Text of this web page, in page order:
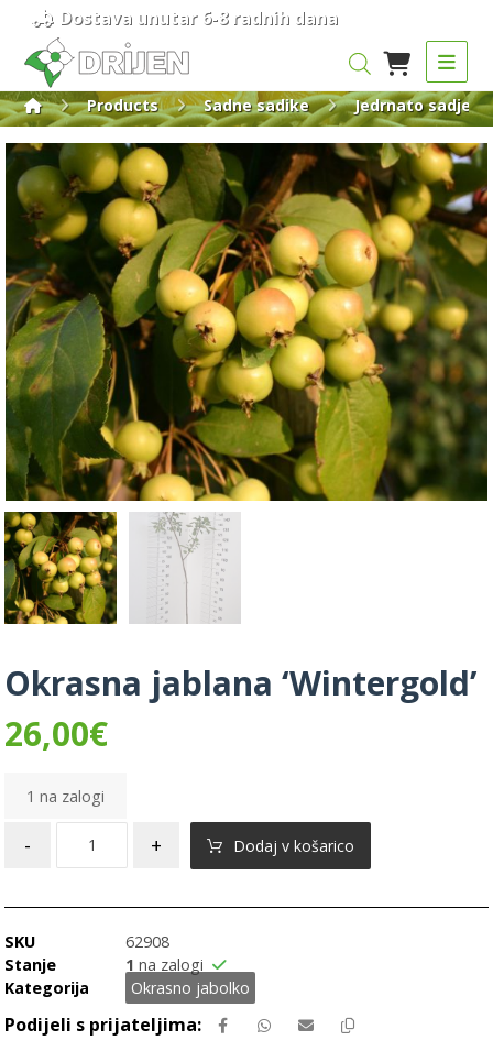
Dostava unutar 6-8 radnih dana
Products Sadne sadike Jedrnato sadje
Okrasna jablana ‘Wintergold’
26,00€
1 na zalogi
- + Dodaj v košarico
SKU
62908
Stanje
1 na zalogi
Kategorija
Okrasno jabolko